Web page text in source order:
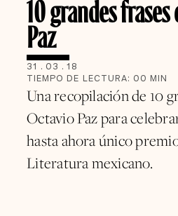
10 grandes
Paz
31 . 03 . 18
TIEMPO DE LECTURA: 00 MIN
Una recopilación de 10
Octavio Paz para
hasta ahora único
Literatura mexicano.